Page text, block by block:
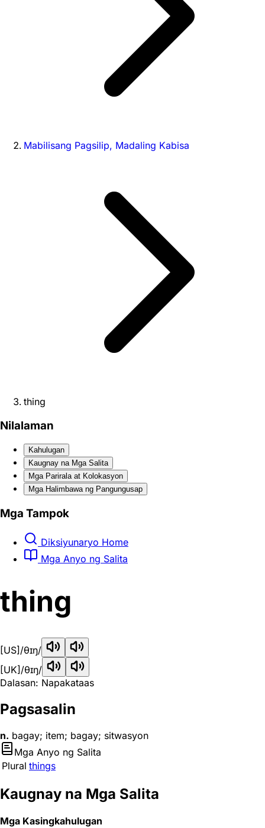
Mabilisang Pagsilip, Madaling Kabisa
thing
Nilalaman
Kahulugan
Kaugnay na Mga Salita
Mga Parirala at Kolokasyon
Mga Halimbawa ng Pangungusap
Mga Tampok
Diksiyunaryo Home
Mga Anyo ng Salita
thing
[US] /θɪŋ/
[UK] /θɪŋ/
Dalasan: Napakataas
Pagsasalin
n. bagay; item; bagay; sitwasyon
Mga Anyo ng Salita
Plural things
Kaugnay na Mga Salita
Mga Kasingkahulugan